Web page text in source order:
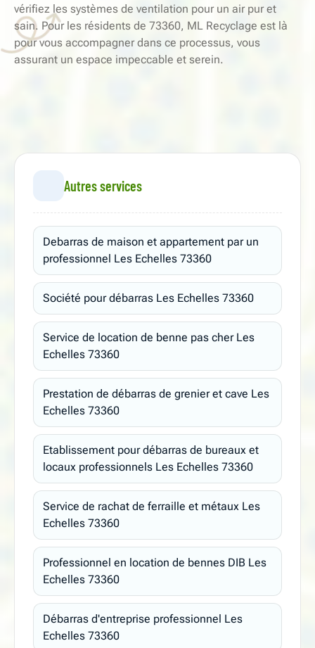
vérifiez les systèmes de ventilation pour un air pur et
sain. Pour les résidents de 73360, ML Recyclage est là
pour vous accompagner dans ce processus, vous
assurant un espace impeccable et serein.
Autres services
Debarras de maison et appartement par un
professionnel Les Echelles 73360
Société pour débarras Les Echelles 73360
Service de location de benne pas cher Les
Echelles 73360
Prestation de débarras de grenier et cave Les
Echelles 73360
Etablissement pour débarras de bureaux et
locaux professionnels Les Echelles 73360
Service de rachat de ferraille et métaux Les
Echelles 73360
Professionnel en location de bennes DIB Les
Echelles 73360
Débarras d'entreprise professionnel Les
Echelles 73360